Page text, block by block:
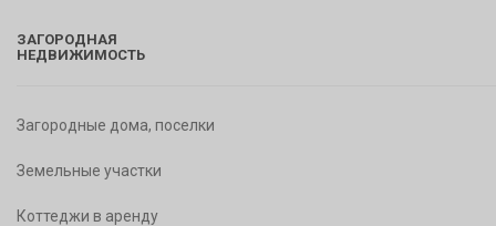
ЗАГОРОДНАЯ
НЕДВИЖИМОСТЬ
Загородные дома, поселки
Земельные участки
Коттеджи в аренду